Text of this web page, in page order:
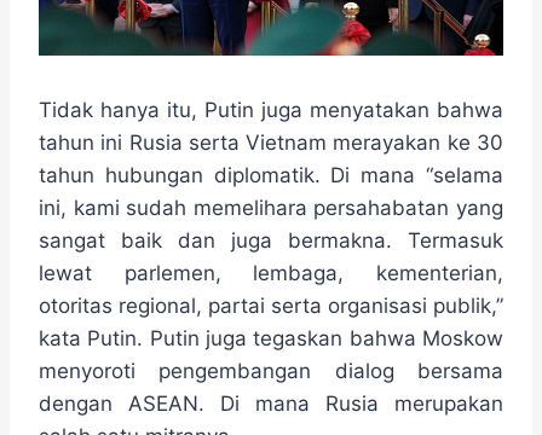
Tidak hanya itu, Putin juga menyatakan bahwa
tahun ini Rusia serta Vietnam merayakan ke 30
tahun hubungan diplomatik. Di mana “selama
ini, kami sudah memelihara persahabatan yang
sangat baik dan juga bermakna. Termasuk
lewat parlemen, lembaga, kementerian,
otoritas regional, partai serta organisasi publik,”
kata Putin. Putin juga tegaskan bahwa Moskow
menyoroti pengembangan dialog bersama
dengan ASEAN. Di mana Rusia merupakan